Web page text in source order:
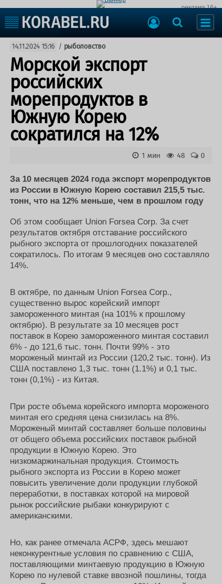
реклама 16+
Судоходство
Судоремонт
События
Пресс-релизы
Порты
Рыболовство
ВМФ
Образование
Яхты и катера
Еще
Судостроение
Компании
Репутация
Работа
Крюинг
Журнал
Реклама
Доска объявлений
Оборудование
Изделия
Материалы
Услуги
Личности
Словарь
Форум
Отзывы
Все службы
14.11.2024 15:16 / рыболовство
Морской экспорт
российских
морепродуктов в
Южную Корею
сократился на 12%
0
48
1 мин
За 10 месяцев 2024 года экспорт морепродуктов
из России в Южную Корею составил 215,5 тыс.
тонн, что на 12% меньше, чем в прошлом году
Об этом сообщает Union Forsea Corp. За счет
результатов октября отставание российского
рыбного экспорта от прошлогодних показателей
сократилось. По итогам 9 месяцев оно составляло
14%.
В октябре, по данным Union Forsea Corp.,
существенно вырос корейский импорт
замороженного минтая (на 101% к прошлому
октябрю). В результате за 10 месяцев рост
поставок в Корею замороженного минтая составил
6% - до 121,6 тыс. тонн. Почти 99% - это
мороженый минтай из России (120,2 тыс. тонн). Из
США поставлено 1,3 тыс. тонн (1.1%) и 0,1 тыс.
тонн (0,1%) - из Китая.
При росте объема корейского импорта мороженого
минтая его средняя цена снизилась на 8%.
Мороженый минтай составляет больше половины
от общего объема российских поставок рыбной
продукции в Южную Корею. Это
низкомаржинальная продукция. Стоимость
рыбного экспорта из России в Корею может
повысить увеличение доли продукции глубокой
переработки, в поставках которой на мировой
рынок российские рыбаки конкурируют с
американскими.
Но, как ранее отмечала АСРФ, здесь мешают
неконкурентные условия по сравнению с США,
поставляющими минтаевую продукцию в Южную
Корею по нулевой ставке ввозной пошлины, тогда